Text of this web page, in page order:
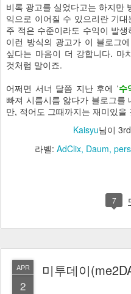
비록 광고를 실었다고는 하지만
익으로 이어질 수 있으리란 기
주 적은 수준이라도 수익이 발
이런 방식의 광고가 이 블로그
싶다는 마음이 더 강합니다. 마
것처럼 말이죠.
어쩌면 서너 달쯤 지난 후에 '수
빠져 시름시름 앓다가 블로그를
만, 적어도 그때까지는 재미있을
Kaisyu님이
라벨: AdClix Daum
7
APR
2
미투데이